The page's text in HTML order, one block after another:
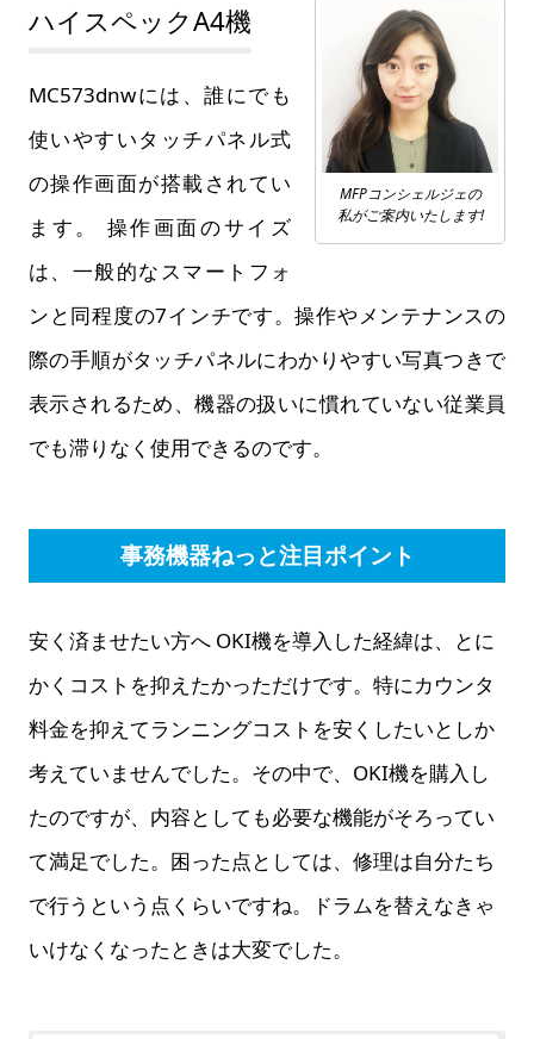
ハイスペックA4機
MFPコンシェルジェの
私がご案内いたします!
MC573dnwには、誰にでも
使いやすいタッチパネル式
の操作画面が搭載されてい
ます。 操作画面のサイズ
は、一般的なスマートフォ
ンと同程度の7インチです。操作やメンテナンスの
際の手順がタッチパネルにわかりやすい写真つきで
表示されるため、機器の扱いに慣れていない従業員
でも滞りなく使用できるのです。
事務機器ねっと注目ポイント
安く済ませたい方へ OKI機を導入した経緯は、とに
かくコストを抑えたかっただけです。特にカウンタ
料金を抑えてランニングコストを安くしたいとしか
考えていませんでした。その中で、OKI機を購入し
たのですが、内容としても必要な機能がそろってい
て満足でした。困った点としては、修理は自分たち
で行うという点くらいですね。ドラムを替えなきゃ
いけなくなったときは大変でした。